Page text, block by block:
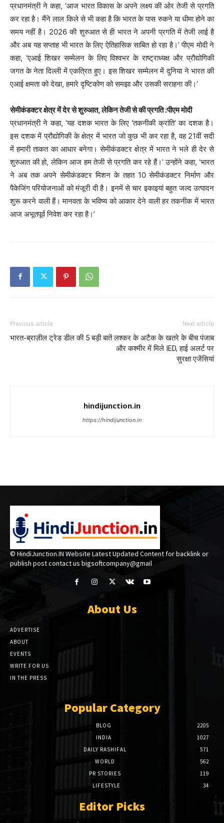
प्रधानमंत्री ने कहा, ‘आज भारत विकास के अपने लक्ष्य की ओर तेजी से प्रगति
कर रहा है। मैंने लाल किले से भी कहा है कि भारत के पास रुकने या धीमा होने का
समय नहीं है। 2026 की शुरुआत से ही भारत ने अपनी प्रगति में तेजी लाई है
और अब यह सप्ताह भी भारत के लिए ऐतिहासिक साबित हो रहा है।’ पीएम मोदी ने
कहा, ‘एआई शिखर सम्मेलन के लिए विश्वभर के राष्ट्राध्यक्ष और प्रौद्योगिकी
जगत के नेता दिल्ली में एकत्रित हुए। इस शिखर सम्मेलन में दुनिया ने भारत की
एआई क्षमता को देखा, हमारे दृष्टिकोण को समझा और उसकी सराहना की।’
सेमीकंडक्टर क्षेत्र में देर से शुरुआत, लेकिन तेजी से की प्रगति :पीएम मोदी
प्रधानमंत्री ने कहा, ‘यह दशक भारत के लिए ‘तकनीकी क्रांति’ का दशक है।
इस दशक में प्रौद्योगिकी के क्षेत्र में भारत जो कुछ भी कर रहा है, वह 21वीं सदी
में हमारी ताकत का आधार बनेगा। सेमीकंडक्टर क्षेत्र में भारत ने भले ही देर से
शुरुआत की हो, लेकिन आज हम तेजी से प्रगति कर रहे हैं।’ उन्होंने कहा, ‘भारत
ने अब तक अपने सेमीकंडक्टर मिशन के तहत 10 सेमीकंडक्टर निर्माण और
पैकेजिंग परियोजनाओं को मंजूरी दी है। इनमें से चार इकाइयां बहुत जल्द उत्पादन
शुरू करने वाली हैं। मानवता के भविष्य को आकार देने वाली हर तकनीक में भारत
आज अभूतपूर्व निवेश कर रहा है।’
Previous article
भारत-ब्राज़ील ट्रेड डील की 5 बड़ी बातें
Next article
लश्कर के अटैक के खतरे के बीच पंजाब
और कश्मीर में मिले IED, हाई अलर्ट पर
सुरक्षा एजेंसियां
hindijunction.in
https://hindijunction.in
© HindiJunction.IN Website Latest Updated Content for backlink or
publish post contact us bigsoftcompany@gmail
About Us
ADVERTISE
ABOUT
EVENTS
WRITE FOR US
IN THE PRESS
Popular Category
BLOG
2205
INDIA
1027
DAILY RASHIFAL
571
WORLD
562
PR STORIES
119
LIFESTYLE
34
Editor Picks